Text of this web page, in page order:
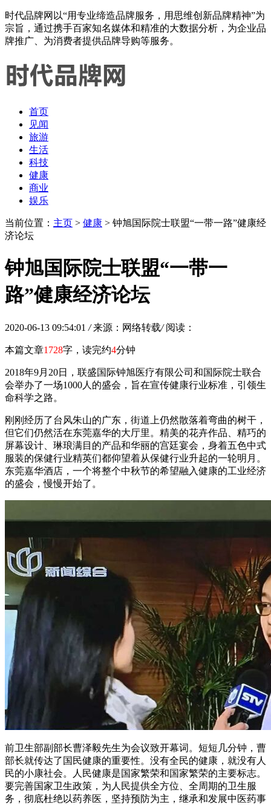
时代品牌网以“用专业缔造品牌服务，用思维创新品牌精神”为
宗旨，通过携手百家知名媒体和精准的大数据分析，为企业品
牌推广、为消费者提供品牌导购等服务。
首页
见闻
旅游
生活
科技
健康
商业
娱乐
当前位置： 主页 > 健康 > 钟旭国际院士联盟“一带一路”健康经
济论坛
钟旭国际院士联盟“一带一
路”健康经济论坛
2020-06-13 09:54:01 / 来源：网络转载/ 阅读：
本篇文章1728字，读完约4分钟
2018年9月20日，联盛国际钟旭医疗有限公司和国际院士联合
会举办了一场1000人的盛会，旨在宣传健康行业标准，引领生
命科学之路。
刚刚经历了台风朱山的广东，街道上仍然散落着弯曲的树干，
但它们仍然活在东莞嘉华的大厅里。精美的花卉作品、精巧的
屏幕设计、琳琅满目的产品和华丽的宫廷宴会，身着五色中式
服装的保健行业精英们都仰望着从保健行业升起的一轮明月。
东莞嘉华酒店，一个将整个中秋节的希望融入健康的工业经济
的盛会，慢慢开始了。
前卫生部副部长曹泽毅先生为会议致开幕词。短短几分钟，曹
部长就传达了国民健康的重要性。没有全民的健康，就没有人
民的小康社会。人民健康是国家繁荣和国家繁荣的主要标志。
要完善国家卫生政策，为人民提供全方位、全周期的卫生服
务，彻底杜绝以药养医，坚持预防为主，继承和发展中医药事